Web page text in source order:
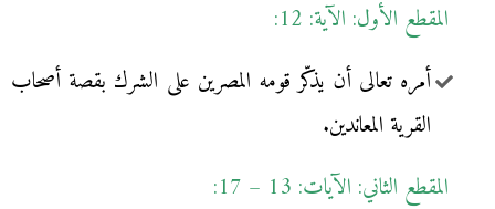
المقطع الأول: الآية: 12:
أمره تعالى أن يذكّر قومه المصرين على الشرك بقصة أصحاب
القرية المعاندين.
المقطع الثاني: الآيات: 13 – 17: